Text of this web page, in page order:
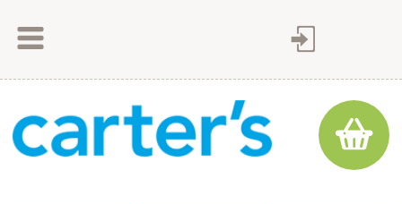
Как оплатить
Доставка товара